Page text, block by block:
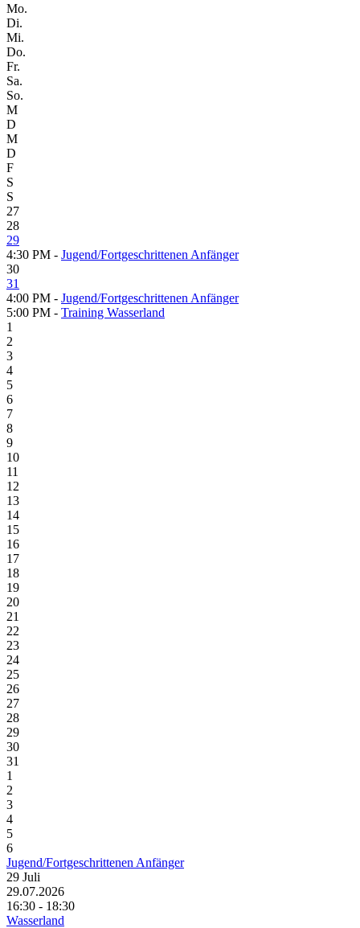
Mo.
Di.
Mi.
Do.
Fr.
Sa.
So.
M
D
M
D
F
S
S
27
28
29
4:30 PM - Jugend/Fortgeschrittenen Anfänger
30
31
4:00 PM - Jugend/Fortgeschrittenen Anfänger
5:00 PM - Training Wasserland
1
2
3
4
5
6
7
8
9
10
11
12
13
14
15
16
17
18
19
20
21
22
23
24
25
26
27
28
29
30
31
1
2
3
4
5
6
Jugend/Fortgeschrittenen Anfänger
29 Juli
29.07.2026
16:30 - 18:30
Wasserland